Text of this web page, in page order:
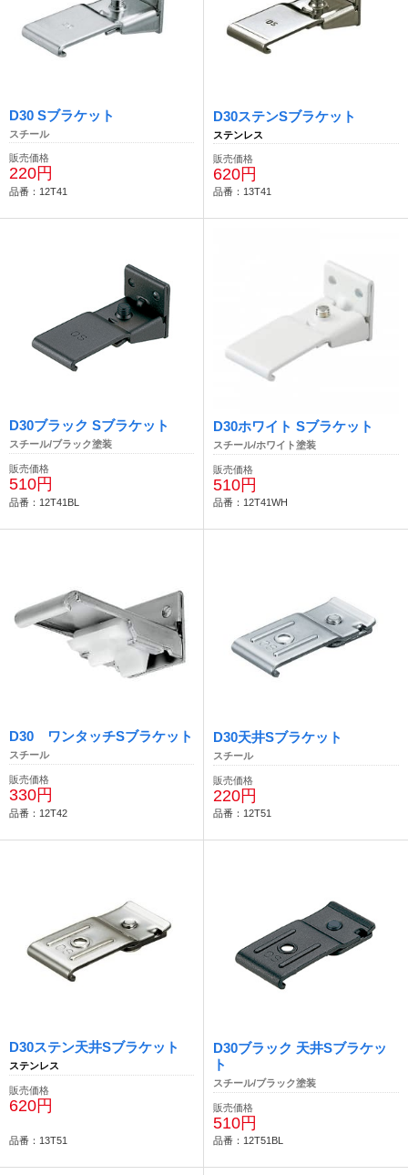
D30 Sブラケット
スチール
販売価格
220円
品番：12T41
D30ステンSブラケット
ステンレス
販売価格
620円
品番：13T41
D30ブラック Sブラケット
スチール/ブラック塗装
販売価格
510円
品番：12T41BL
D30ホワイト Sブラケット
スチール/ホワイト塗装
販売価格
510円
品番：12T41WH
D30 ワンタッチSブラケット
スチール
販売価格
330円
品番：12T42
D30天井Sブラケット
スチール
販売価格
220円
品番：12T51
D30ステン天井Sブラケット
ステンレス
販売価格
620円
品番：13T51
D30ブラック 天井Sブラケッ
ト
スチール/ブラック塗装
販売価格
510円
品番：12T51BL